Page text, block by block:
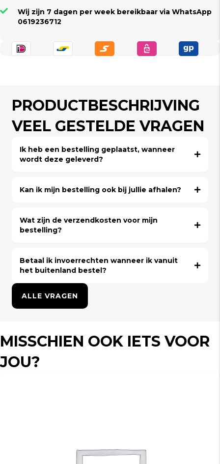
Wij zijn 7 dagen per week bereikbaar via WhatsApp
0619236712
PRODUCTBESCHRIJVING
VEEL GESTELDE VRAGEN
Ik heb een bestelling geplaatst, wanneer
wordt deze geleverd?
Kan ik mijn bestelling ook bij jullie afhalen?
Wat zijn de verzendkosten voor mijn
bestelling?
Betaal ik invoerrechten wanneer ik vanuit
het buitenland bestel?
ALLE VRAGEN
MISSCHIEN OOK IETS VOOR
JOU?